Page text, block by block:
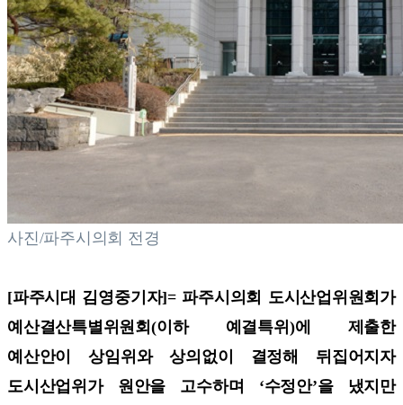
사진/파주시의회 전경
[파주시대 김영중기자]= 파주시의회 도시산업위원회가
예산결산특별위원회(이하 예결특위)에 제출한
예산안이 상임위와 상의없이 결정해 뒤집어지자
도시산업위가 원안을 고수하며 ‘수정안’을 냈지만